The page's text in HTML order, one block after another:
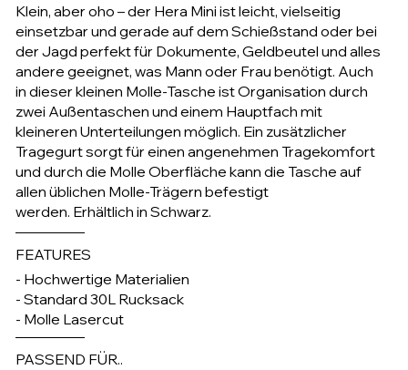
Klein, aber oho – der Hera Mini ist leicht, vielseitig
einsetzbar und gerade auf dem Schießstand oder bei
der Jagd perfekt für Dokumente, Geldbeutel und alles
andere geeignet, was Mann oder Frau benötigt. Auch
in dieser kleinen Molle-Tasche ist Organisation durch
zwei Außentaschen und einem Hauptfach mit
kleineren Unterteilungen möglich. Ein zusätzlicher
Tragegurt sorgt für einen angenehmen Tragekomfort
und durch die Molle Oberfläche kann die Tasche auf
allen üblichen Molle-Trägern befestigt
werden. Erhältlich in Schwarz.
FEATURES
- Hochwertige Materialien
- Standard 30L Rucksack
- Molle Lasercut
PASSEND FÜR..